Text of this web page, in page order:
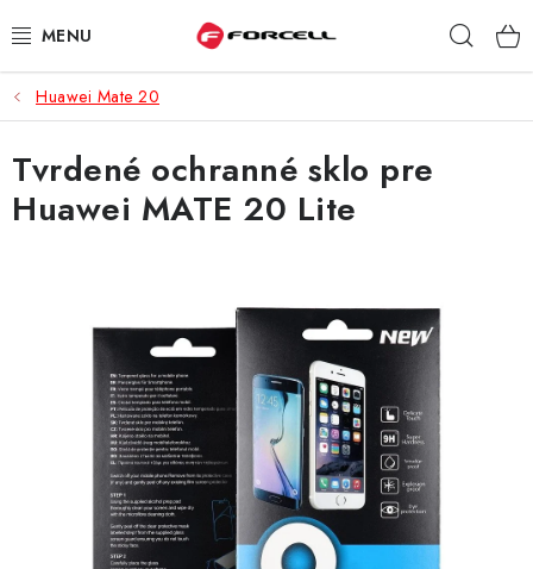
na
PUZDRÁ A OBALY
TVRDENÉ SKLÁ
DÁTOVÉ KÁBLE
DRŽIAKY NA MOBIL
BATÉRIE DO MOBILOV
ŠPORT A HOBBY
NÁRAMKY NA HODINKY
Huawei Mate 20
Tvrdené ochranné sklo pre
Huawei MATE 20 Lite